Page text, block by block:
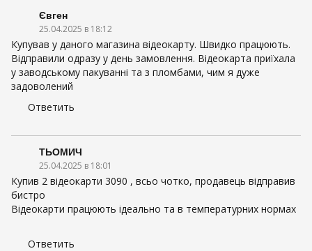
Євген
25.04.2025 в 18:12
Купував у даного магазина відеокарту. Швидко працюють.
Відправили одразу у день замовлення. Відеокарта приїхала
у заводському пакуванні та з пломбами, чим я дуже
задоволений
Ответить
ТЬОМИЧ
25.04.2025 в 18:01
Купив 2 відеокарти 3090 , всьо чотко, продавець відправив
бистро
Відеокарти працюють ідеально та в температурних нормах
Ответить